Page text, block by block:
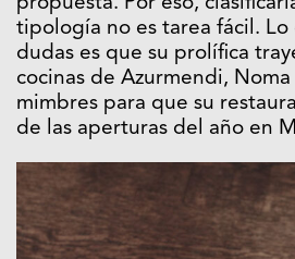
propuesta. Por eso,
tipología no es tarea fácil. Lo
dudas es que su prolífica
cocinas de Azurmendi,
mimbres para que su
de las aperturas del año en